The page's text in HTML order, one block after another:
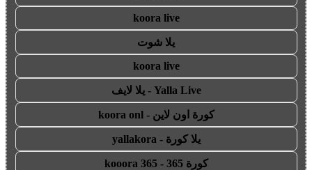
koora live
يلا شوت
koora live
Yalla Live - يلا لايف
كورة اون لاين - koora onl
يلا كورة - yallakora
كورة 365 - kooora 365